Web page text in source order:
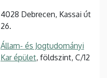
4028 Debrecen, Kassai út
26.
Állam- és Jogtudományi
Kar épület, földszint, C/12